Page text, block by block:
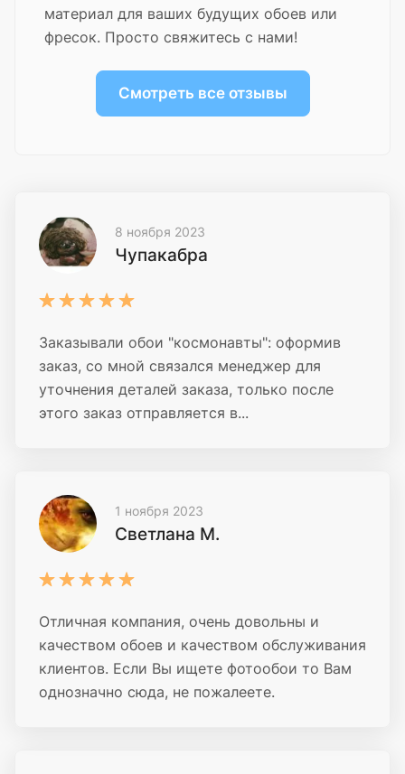
материал для ваших будущих обоев или
фресок. Просто свяжитесь с нами!
Смотреть все отзывы
8 ноября 2023
Чупакабра
Заказывали обои "космонавты": оформив
заказ, со мной связался менеджер для
уточнения деталей заказа, только после
этого заказ отправляется в...
1 ноября 2023
Светлана М.
Отличная компания, очень довольны и
качеством обоев и качеством обслуживания
клиентов. Если Вы ищете фотообои то Вам
однозначно сюда, не пожалеете.